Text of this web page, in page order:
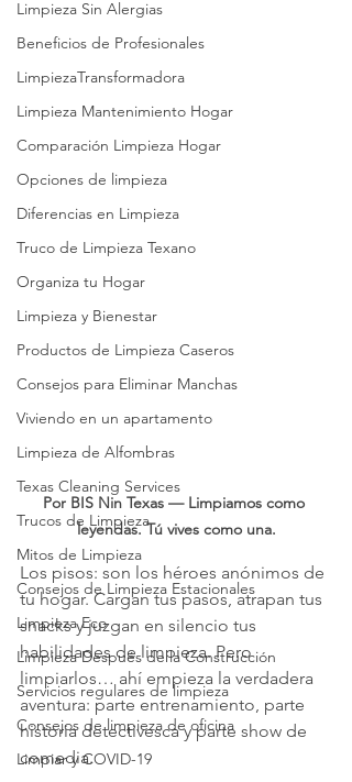
Limpieza Sin Alergias
Beneficios de Profesionales
LimpiezaTransformadora
Limpieza Mantenimiento Hogar
Comparación Limpieza Hogar
Opciones de limpieza
Diferencias en Limpieza
Truco de Limpieza Texano
Organiza tu Hogar
Limpieza y Bienestar
Productos de Limpieza Caseros
Consejos para Eliminar Manchas
Viviendo en un apartamento
Limpieza de Alfombras
Texas Cleaning Services
Trucos de Limpieza
Mitos de Limpieza
Consejos de Limpieza Estacionales
Limpieza Eco
Limpieza Después de la Construcción
Servicios regulares de limpieza
Consejos de limpieza de oficina
Limpiar y COVID-19
Por BIS Nin Texas — Limpiamos como
leyendas. Tú vives como una.
Los pisos: son los héroes anónimos de
tu hogar. Cargan tus pasos, atrapan tus
snacks y juzgan en silencio tus
habilidades de limpieza. Pero
limpiarlos… ahí empieza la verdadera
aventura: parte entrenamiento, parte
historia detectivesca y parte show de
comedia.